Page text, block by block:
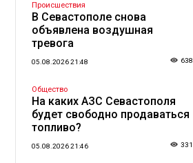
Происшествия
В Севастополе снова
объявлена воздушная
тревога
05.08.2026 21:48 638
Общество
На каких АЗС Севастополя
будет свободно продаваться
топливо?
05.08.2026 21:46 331